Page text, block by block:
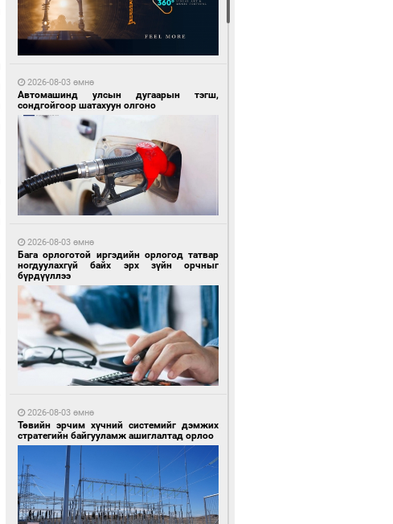
19 цагийн өмнө өмнө
С.Бямбацогт Зүүн Азийн эрэгтэйчүүдийн
тамирчдад амжилт хүслээ
19 цагийн өмнө өмнө
Согтуугаар тээврийн хэрэгсэл жолоодсон
95 зөрчил бүртгэгдлээ
19 цагийн өмнө өмнө
Автобензин, дизель түлшний онцгой албан
татварыг тэглэлээ
19 цагийн өмнө өмнө
2026-08-03 өмнө
Автомашинд улсын дугаарын тэгш,
сондгойгоор шатахуун олгоно
2026-08-03 өмнө
Бага орлоготой иргэдийн орлогод татвар
ногдуулахгүй байх эрх зүйн орчныг
бүрдүүллээ
2026-08-03 өмнө
Төвийн эрчим хүчний системийг дэмжих
стратегийн байгууламж ашиглалтад орлоо